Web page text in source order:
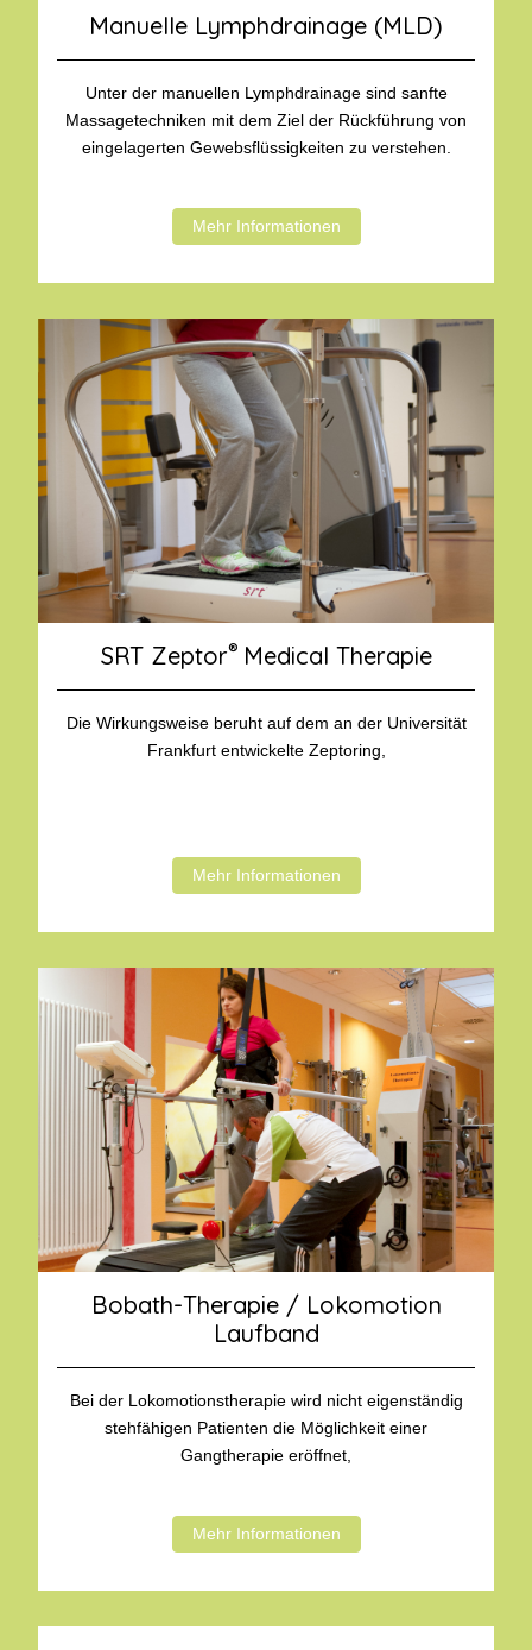
Manuelle Lymphdrainage (MLD)
Unter der manuellen Lymphdrainage sind sanfte
Massagetechniken mit dem Ziel der Rückführung von
eingelagerten Gewebsflüssigkeiten zu verstehen.
Mehr Informationen
SRT Zeptor® Medical Therapie
Die Wirkungsweise beruht auf dem an der Universität
Frankfurt entwickelte Zeptoring,
Mehr Informationen
Bobath-Therapie / Lokomotion
Laufband
Bei der Lokomotionstherapie wird nicht eigenständig
stehfähigen Patienten die Möglichkeit einer
Gangtherapie eröffnet,
Mehr Informationen